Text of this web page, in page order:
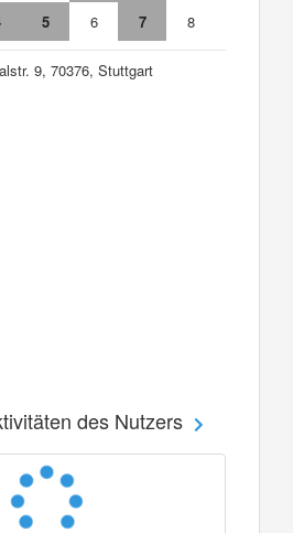
5 6 7 8
9, 70376, Stuttgart
des Nutzers